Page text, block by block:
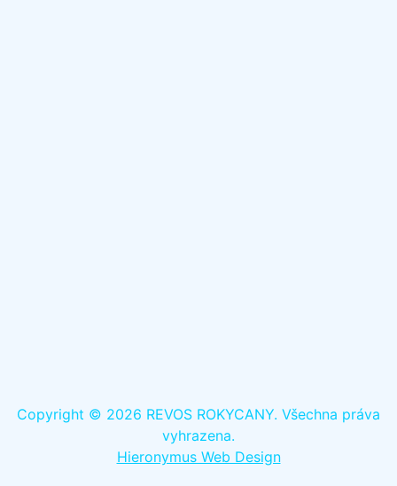
Copyright © 2026 REVOS ROKYCANY. Všechna práva
vyhrazena.
Hieronymus Web Design